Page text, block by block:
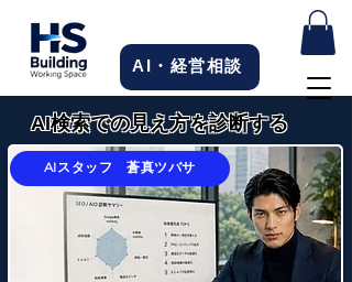
AI・経営相談
AI検索での見え方を診断する
AIスタッフ 蒼真ツバサ